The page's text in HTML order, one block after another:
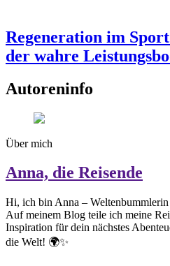
Regeneration im
der wahre
Autoreninfo
Über mich
Anna, die Reisende
Hi, ich bin Anna –
Auf meinem Blog teile ich meine
Inspiration für dein nächstes
die Welt! 🌍✨